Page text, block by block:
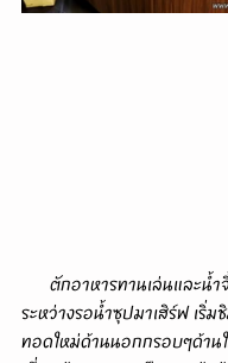
ระหว่างรอน้ำซุปมาเสิร์ฟ เริ่ม
ทอดใหม่ด้านนอกกรอบๆด้าน